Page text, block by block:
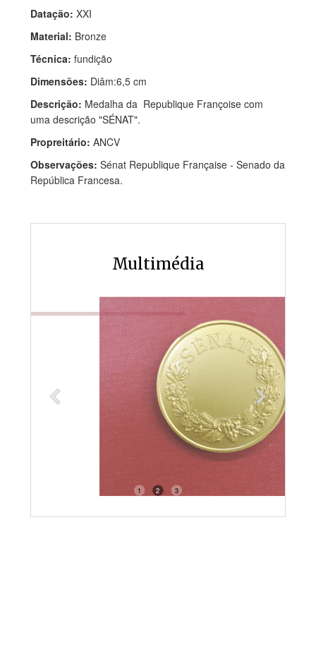
Datação: XXI
Material: Bronze
Técnica: fundição
Dimensões: Diâm:6,5 cm
Descrição: Medalha da Republique Françoise com
uma descrição "SÉNAT".
Propreitário: ANCV
Observações: Sénat Republique Française - Senado da
República Francesa.
Multimédia
1 2 3